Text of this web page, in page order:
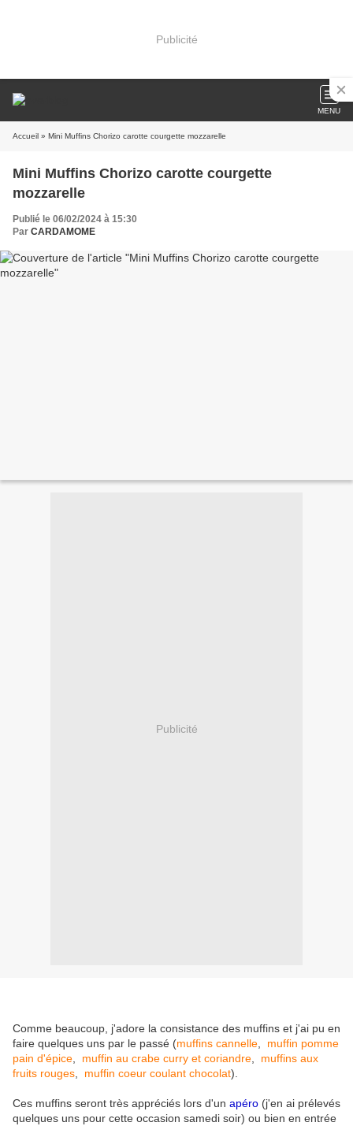
Publicité
MENU
Accueil » Mini Muffins Chorizo carotte courgette mozzarelle
Mini Muffins Chorizo carotte courgette
mozzarelle
Publié le 06/02/2024 à 15:30
Par CARDAMOME
Publicité
Comme beaucoup, j'adore la consistance des muffins et j'ai pu en
faire quelques uns par le passé (muffins cannelle
muffin pomme
pain d'épice
muffin au crabe curry et coriandre
muffins aux
fruits rouges
muffin coeur coulant chocolat).
Ces muffins seront très appréciés lors d'un apéro (j'en ai prélevés
quelques uns pour cette occasion samedi soir) ou bien en entrée